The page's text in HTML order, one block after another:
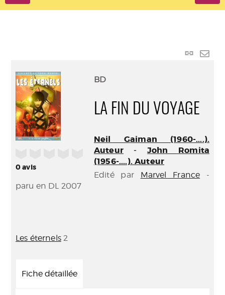
Lien
0avis
BD
LA FIN DU VOYAGE
Neil Gaiman (1960-....).
Auteur- John Romita
(1956-....). Auteur
Edité par Marvel France -
paru en DL 2007
Les éternels2
Fiche détaillée